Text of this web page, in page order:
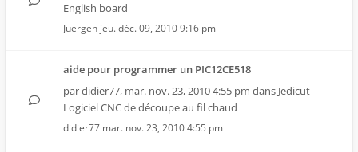
English board
Juergen jeu. déc. 09, 2010 9:16 pm
aide pour programmer un PIC12CE518
pardidier77, mar. nov. 23, 2010 4:55 pm dans Jedicut -
Logiciel CNC de découpe au fil chaud
didier77 mar. nov. 23, 2010 4:55 pm